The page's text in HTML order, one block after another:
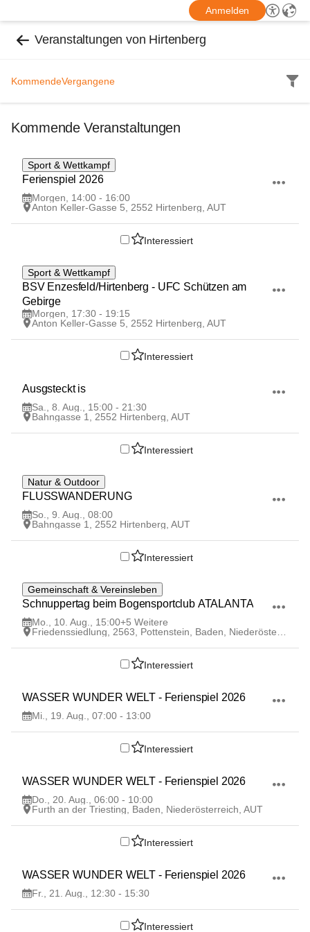
Anmelden
Veranstaltungen von Hirtenberg
KommendeVergangene
Kommende Veranstaltungen
7
AUG
Sport & Wettkampf
Ferienspiel 2026
Morgen, 14:00 - 16:00
Anton Keller-Gasse 5, 2552 Hirtenberg, AUT
Interessiert
7
AUG
Sport & Wettkampf
BSV Enzesfeld/Hirtenberg - UFC Schützen am
Gebirge
Morgen, 17:30 - 19:15
Anton Keller-Gasse 5, 2552 Hirtenberg, AUT
Interessiert
8
Ausgsteckt is
Sa., 8. Aug., 15:00 - 21:30
Bahngasse 1, 2552 Hirtenberg, AUT
Interessiert
9
AUG
Natur & Outdoor
FLUSSWANDERUNG
So., 9. Aug., 08:00
Bahngasse 1, 2552 Hirtenberg, AUT
Interessiert
10
AUG
Gemeinschaft & Vereinsleben
Schnuppertag beim Bogensportclub ATALANTA
Mo., 10. Aug., 15:00+5 Weitere
Interessiert
19
WASSER WUNDER WELT - Ferienspiel 2026
Mi., 19. Aug., 07:00 - 13:00
Interessiert
20
WASSER WUNDER WELT - Ferienspiel 2026
Do., 20. Aug., 06:00 - 10:00
Furth an der Triesting, Baden, Niederösterreich, AUT
Interessiert
21
WASSER WUNDER WELT - Ferienspiel 2026
Fr., 21. Aug., 12:30 - 15:30
Interessiert